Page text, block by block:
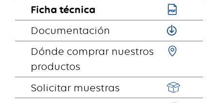
Ficha técnica
Documentación
Dónde comprar nuestros
productos
Solicitar muestras